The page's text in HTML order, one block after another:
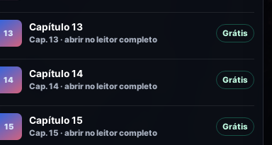
13
Capítulo 13
Cap. 13 · abrir no leitor completo
Grátis
14
Capítulo 14
Cap. 14 · abrir no leitor completo
Grátis
15
Capítulo 15
Cap. 15 · abrir no leitor completo
Grátis